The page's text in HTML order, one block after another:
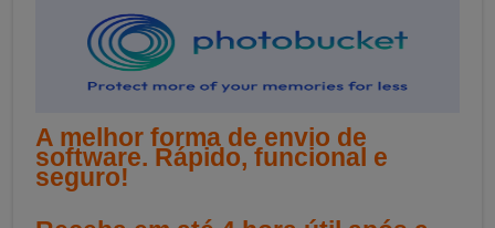
A melhor forma de envio de
software. Rápido, funcional e
seguro!